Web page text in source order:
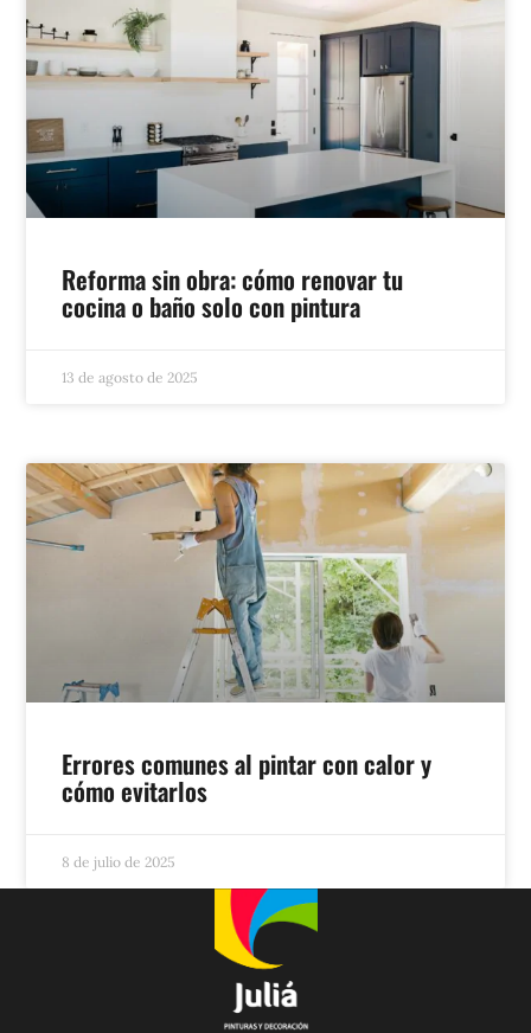
Reforma sin obra: cómo renovar tu
cocina o baño solo con pintura
13 de agosto de 2025
Errores comunes al pintar con calor y
cómo evitarlos
8 de julio de 2025